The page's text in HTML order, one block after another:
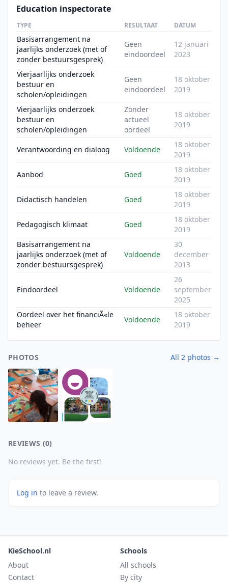
Education inspectorate
TYPE RESULTAAT DATUM
Basisarrangement na
jaarlijks onderzoek (met of
zonder bestuursgesprek)
Geen
eindoordeel
12 januari
2023
Vierjaarlijks onderzoek
bestuur en
scholen/opleidingen
Geen
eindoordeel
18 oktober
2019
Vierjaarlijks onderzoek
bestuur en
scholen/opleidingen
Zonder
actueel
oordeel
18 oktober
2019
Verantwoording en dialoog Voldoende
18 oktober
2019
Aanbod Goed
18 oktober
2019
Didactisch handelen Goed
18 oktober
2019
Pedagogisch klimaat Goed
18 oktober
2019
Basisarrangement na
jaarlijks onderzoek (met of
zonder bestuursgesprek)
Voldoende
30
december
2013
Eindoordeel Voldoende
26
september
2025
Oordeel over het financiÃ«le
beheer
Voldoende
18 oktober
2019
PHOTOS All 2 photos →
REVIEWS (0)
No reviews yet. Be the first!
Log in to leave a review.
KieSchool.nl
About
Contact
Schools
All schools
By city